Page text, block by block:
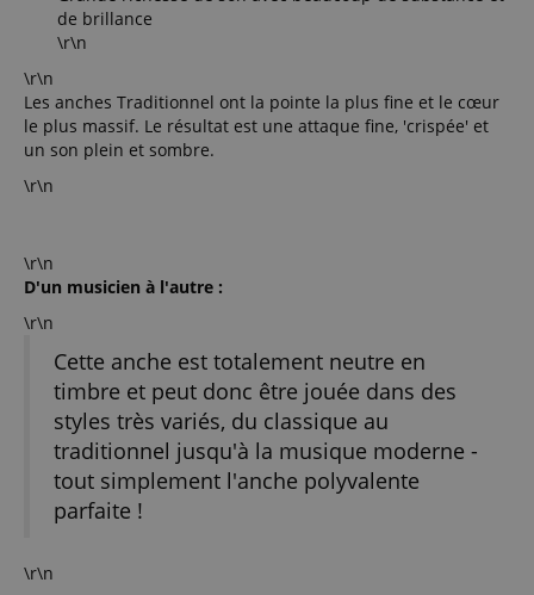
de brillance
\r\n
\r\n
Les anches Traditionnel ont la pointe la plus fine et le cœur
le plus massif. Le résultat est une attaque fine, 'crispée' et
un son plein et sombre.
\r\n
\r\n
D'un musicien à l'autre :
\r\n
Cette anche est totalement neutre en
timbre et peut donc être jouée dans des
styles très variés, du classique au
traditionnel jusqu'à la musique moderne -
tout simplement l'anche polyvalente
parfaite !
\r\n